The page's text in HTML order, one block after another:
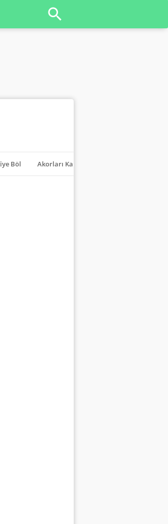
Böl Akorları Kapat